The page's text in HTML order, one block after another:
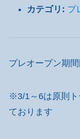
カテゴリ: プ
プレオープン期
※3/1～6は原則ト
ております